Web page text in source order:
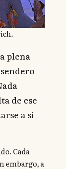
plena
de ese
a sí
Cada
embargo, a